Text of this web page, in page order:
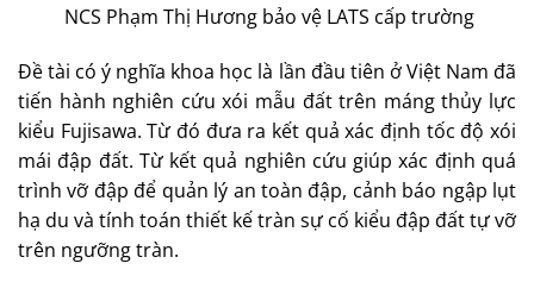
NCS Phạm Thị Hương bảo vệ LATS cấp trường
Đề tài có ý nghĩa khoa học là lần đầu tiên ở Việt Nam đã
tiến hành nghiên cứu xói mẫu đất trên máng thủy lực
kiểu Fujisawa. Từ đó đưa ra kết quả xác định tốc độ xói
mái đập đất. Từ kết quả nghiên cứu giúp xác định quá
trình vỡ đập để quản lý an toàn đập, cảnh báo ngập lụt
hạ du và tính toán thiết kế tràn sự cố kiểu đập đất tự vỡ
trên ngưỡng tràn.